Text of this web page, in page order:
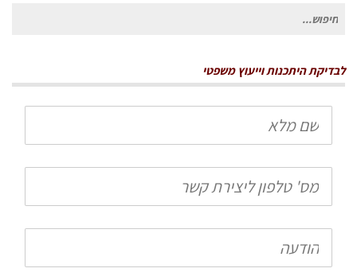
חיפוש
לבדיקת היתכנות וייעוץ משפטי
שם
מלא
טלפון
הודעה